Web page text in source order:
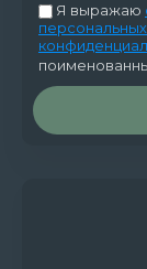
Я выражаю